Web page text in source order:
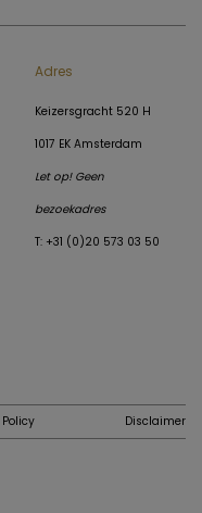
Adres
Keizersgracht 520 H
1017 EK Amsterdam
Let op! Geen
bezoekadres
T: +31 (0)20 573 03 50
Disclaimer